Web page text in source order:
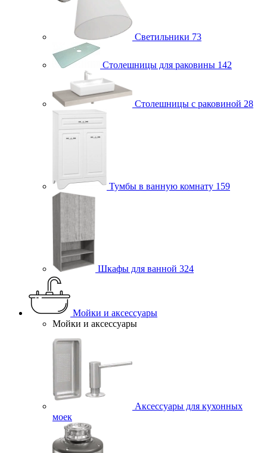
Светильники 73
Столешницы для раковины 142
Столешницы с раковиной 28
Тумбы в ванную комнату 159
Шкафы для ванной 324
Мойки и аксессуары
Мойки и аксессуары
Аксессуары для кухонных
моек